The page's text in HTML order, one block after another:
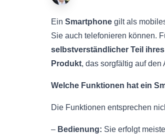
Ein Smartphone gilt als
Sie auch telefonieren können.
selbstverständlicher Teil
Produkt, das sorgfältig auf
Welche Funktionen hat ein
Die Funktionen entsprechen
– Bedienung: Sie erfolgt